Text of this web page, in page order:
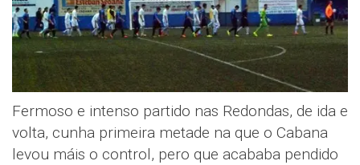
Fermoso e intenso partido nas Redondas, de ida e
volta, cunha primeira metade na que o Cabana
levou máis o control, pero que acababa pendido